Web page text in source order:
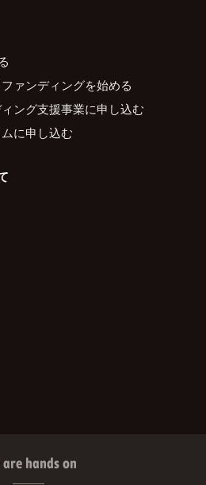
ァンディングを始める
ング支援事業に申し込む
に申し込む
hands on